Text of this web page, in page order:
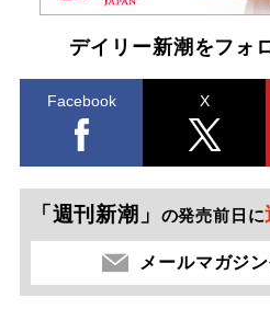
デイリー新潮をフォ
Facebook X
「週刊新潮」 の発売前日に
メールマガジ